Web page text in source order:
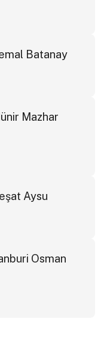
Batanay
Mazhar
Aysu
Osman